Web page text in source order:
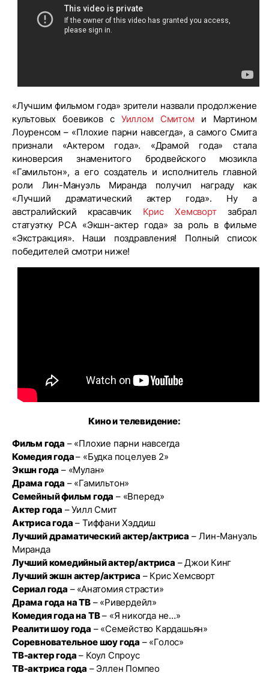
«Лучшим фильмом года» зрители назвали продолжение
культовых боевиков с Уиллом Смитом и Мартином
Лоуренсом – «Плохие парни навсегда», а самого Смита
признали «Актером года». «Драмой года» стала
киноверсия знаменитого бродвейского мюзикла
«Гамильтон», а его создатель и исполнитель главной
роли Лин-Мануэль Миранда получил награду как
«Лучший драматический актер года». Ну а
австралийский красавчик Крис Хемсвортзабрал
статуэтку PCA «Экшн-актер года» за роль в фильме
«Экстракция». Наши поздравления! Полный список
победителей смотри ниже!
Кино и телевидение:
Фильм года – «Плохие парни навсегда
Комедия года– «Будка поцелуев 2»
Экшн года – «Мулан»
Драма года – «Гамильтон»
Семейный фильм года – «Вперед»
Актер года – Уилл Смит
Актриса года – Тиффани Хэддиш
Лучший драматический актер/актриса – Лин-Мануэль
Миранда
Лучший комедийный актер/актриса – Джои Кинг
Лучший экшн актер/актриса – Крис Хемсворт
Сериал года – «Анатомия страсти»
Драма года на ТВ– «Ривердейл»
Комедия года на ТВ– «Я никогда не…»
Реалити шоу года – «Семейство Кардашьян»
Соревновательное шоу года – «Голос»
ТВ-актер года – Коул Спроус
ТВ-актриса года – Эллен Помпео